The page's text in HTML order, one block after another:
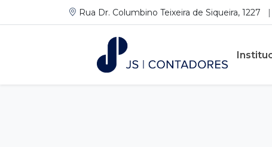
Rua Dr. Columbino Teixeira de Siqueira, 1227 |